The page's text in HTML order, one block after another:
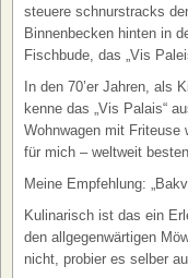
steuere schnurstracks
Binnenbecken hinten in
Fischbude, das „Vis
In den 70’er Jahren, als
kenne das „Vis Palais“
Wohnwagen mit Friteuse
für mich – weltweit
Meine Empfehlung:
Kulinarisch ist das ein
den allgegenwärtigen
nicht, probier es selber